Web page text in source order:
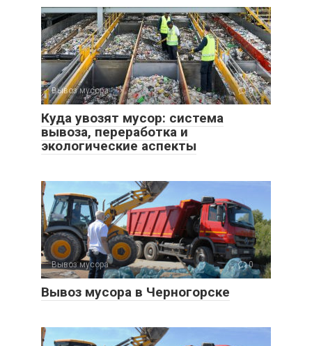
Вывоз мусора 0
Куда увозят мусор: система
вывоза, переработка и
экологические аспекты
Вывоз мусора 0
Вывоз мусора в Черногорске